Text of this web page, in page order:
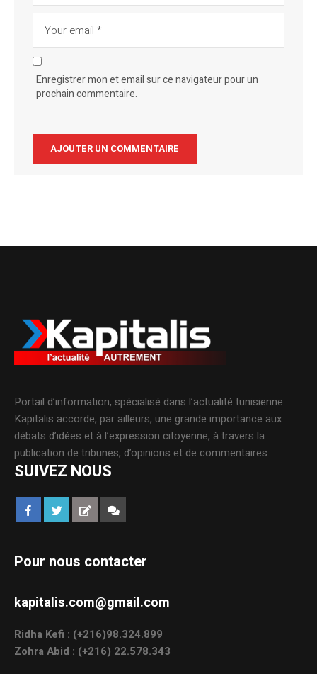
Enregistrer mon et email sur ce navigateur pour un
prochain commentaire.
Portail d’information, spécialisé dans l’actualité tunisienne.
Kapitalis accorde, par ailleurs, une grande importance aux
débats d’idées et à l’expression citoyenne, à travers la
publication de tribunes, d’opinions et de commentaires.
SUIVEZ NOUS
Pour nous contacter
kapitalis.com@gmail.com
Ridha Kefi : (+216)98.324.899
Zohra Abid : (+216) 22.578.343